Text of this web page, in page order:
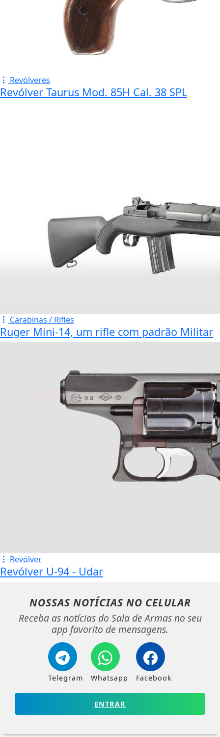
Revólveres
Revólver Taurus Mod. 85H Cal. 38 SPL
Carabinas / Rifles
Ruger Mini-14, um rifle com padrão Militar
Revólver
Revólver U-94 - Udar
NOSSAS NOTÍCIAS NO CELULAR
Receba as notícias do Sala de Armas no seu
app favorito de mensagens.
Telegram Whatsapp Facebook
ENTRAR